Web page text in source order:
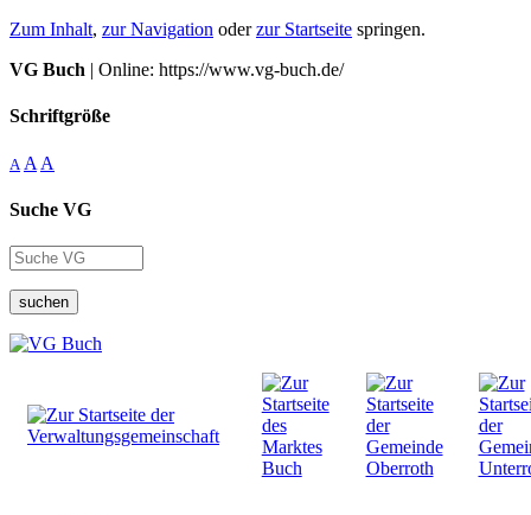
Zum Inhalt, zur Navigation oderzur Startseite springen.
VG Buch | Online: https://www.vg-buch.de/
Schriftgröße
A A A
Suche VG
suchen